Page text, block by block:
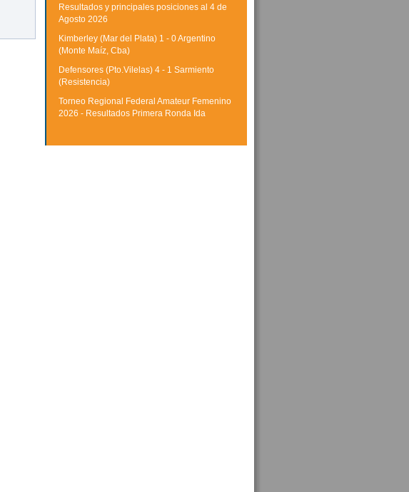
Resultados y principales posiciones al 4 de
Agosto 2026
Kimberley (Mar del Plata) 1 - 0 Argentino
(Monte Maíz, Cba)
Defensores (Pto.Vilelas) 4 - 1 Sarmiento
(Resistencia)
Torneo Regional Federal Amateur Femenino
2026 - Resultados Primera Ronda Ida